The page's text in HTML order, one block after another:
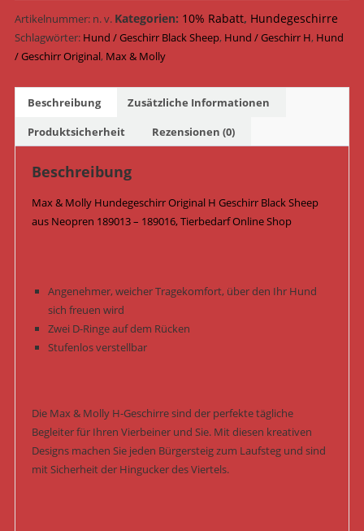
Original
H
Geschirr
189013
189016
/
Black
Menge
Artikelnummer: n. v. Kategorien: 10% Rabatt, Hundegeschirre
Schlagwörter: Hund / Geschirr Black Sheep, Hund / Geschirr H, Hund
/ Geschirr Original, Max & Molly
Beschreibung
Zusätzliche Informationen
Produktsicherheit
Rezensionen (0)
Beschreibung
Max & Molly Hundegeschirr Original H Geschirr Black Sheep
aus Neopren 189013 – 189016, Tierbedarf Online Shop
Angenehmer, weicher Tragekomfort, über den Ihr Hund
sich freuen wird
Zwei D-Ringe auf dem Rücken
Stufenlos verstellbar
Die Max & Molly H-Geschirre sind der perfekte tägliche
Begleiter für Ihren Vierbeiner und Sie. Mit diesen kreativen
Designs machen Sie jeden Bürgersteig zum Laufsteg und sind
mit Sicherheit der Hingucker des Viertels.